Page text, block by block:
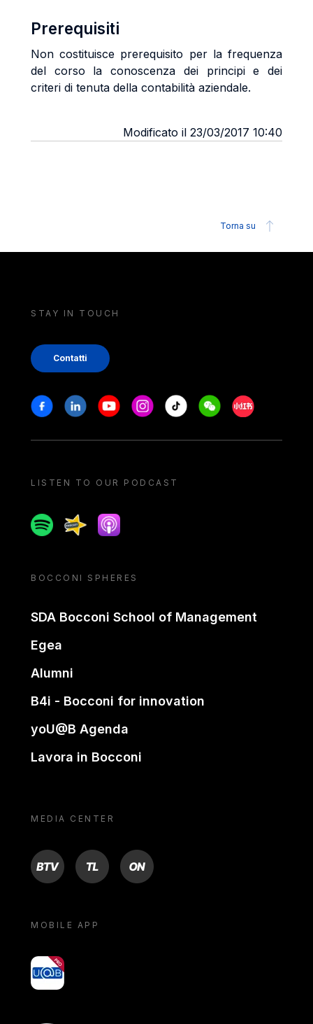
Prerequisiti
Non costituisce prerequisito per la frequenza
del corso la conoscenza dei principi e dei
criteri di tenuta della contabilità aziendale.
Modificato il 23/03/2017 10:40
Torna su
STAY IN TOUCH
Contatti
Stay in touch
FacebookLinkedinYoutubeInstagram
Tiktok WeechatXiaohongshu/
LISTEN TO OUR PODCAST
SpotifySpreakerApple podcast
BOCCONI SPHERES
SDA Bocconi School of Management
Egea
Alumni
B4i - Bocconi for innovation
yoU@B Agenda
Lavora in Bocconi
MEDIA CENTER
BTV TL ON
MOBILE APP
yoU@B